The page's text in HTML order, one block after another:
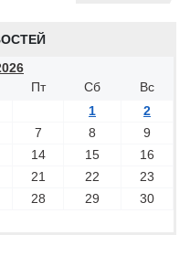
Пт Сб
Вс
1
2
7 8
9
14 15
16
21 22
23
28 29
30